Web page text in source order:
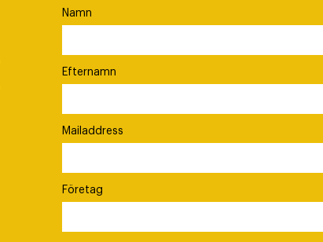
Namn
Efternamn
Mailaddress
Företag